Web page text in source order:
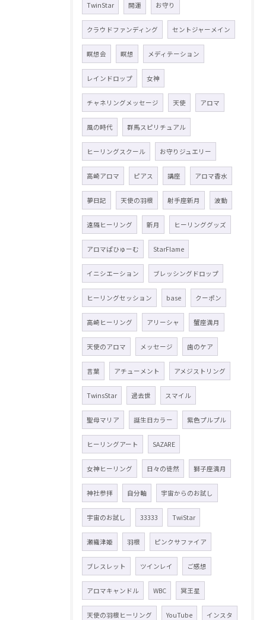
TwinStar 開運 お守り
クラウドファンディング セントジャーメイン
瞑想会 瞑想 メディテーション
レインドロップ 女神
チャネリングメッセージ 天使 アロマ
風の時代 群馬スピリチュアル
ヒーリングスクール お守りジュエリー
高崎アロマ ピアス 講座 アロマ香水
夢日記 天使の羽根 射手座新月 波動
遠隔ヒーリング 新月 ヒーリンググッズ
アロマぱひゅーむ StarFlame
イニシエーション ブレッシングドロップ
ヒーリングセッション base クーポン
高崎ヒーリング アリーシャ 蟹座満月
天使のアロマ メッセージ 歯のケア
言葉 アチューメント アメジストリング
TwinsStar 過去世 スマイル
聖母マリア 誕生日カラー 紫色プルプル
ヒーリングアート SAZARE
女神ヒーリング 日々の徒然 獅子座満月
神社参拝 自分軸 宇宙からのお試し
宇宙のお試し 33333 TwiStar
瀬織津姫 羽根 ピンクサファイア
ブレスレット ツインレイ ご感想
アロマキャンドル WBC 冥王星
天使の羽根ヒーリング YouTube インスタ